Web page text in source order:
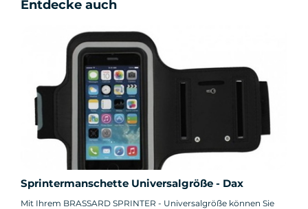
Entdecke auch
Sprintermanschette Universalgröße - Dax
Mit Ihrem BRASSARD SPRINTER - Universalgröße können Sie